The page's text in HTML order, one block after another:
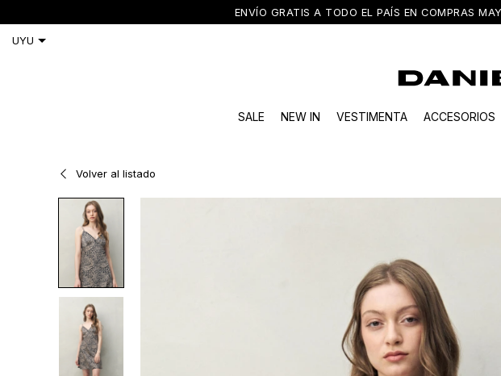
ENVÍO GRATIS A TODO EL PAÍS EN COMPRAS
SALE NEW IN VESTIMENTA ACCESORIOS
Volver al listado